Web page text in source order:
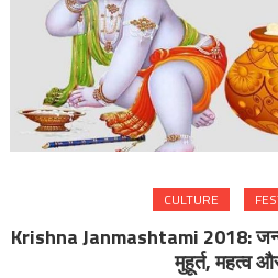
CULTURE
Krishna Janmashtami 2018:
मुहूर्त, महत्व